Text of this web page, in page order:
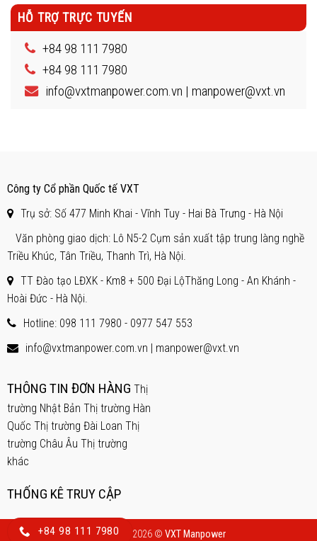
HỖ TRỢ TRỰC TUYẾN
+84 98 111 7980
+84 98 111 7980
info@vxtmanpower.com.vn | manpower@vxt.vn
Công ty Cổ phần Quốc tế VXT
Trụ sở: Số 477 Minh Khai - Vĩnh Tuy - Hai Bà Trưng - Hà Nội
Văn phòng giao dịch: Lô N5-2 Cụm sản xuất tập trung làng nghề
Triều Khúc, Tân Triều, Thanh Trì, Hà Nội.
TT Đào tạo LĐXK - Km8 + 500 Đại LộThăng Long - An Khánh -
Hoài Đức - Hà Nội.
Hotline: 098 111 7980 - 0977 547 553
info@vxtmanpower.com.vn | manpower@vxt.vn
THÔNG TIN ĐƠN HÀNG Thị
trường Nhật Bản Thị trường Hàn
Quốc Thị trường Đài Loan Thị
trường Châu Âu Thị trường
khác
THỐNG KÊ TRUY CẬP
Copyright 2026 © VXT Manpower
+84 98 111 7980